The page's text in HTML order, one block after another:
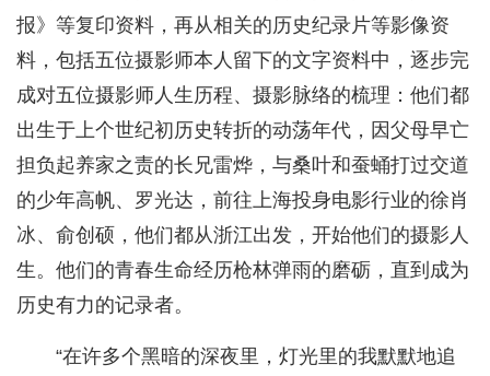
报》等复印资料，再从相关的历史纪录片等影像资
料，包括五位摄影师本人留下的文字资料中，逐步完
成对五位摄影师人生历程、摄影脉络的梳理：他们都
出生于上个世纪初历史转折的动荡年代，因父母早亡
担负起养家之责的长兄雷烨，与桑叶和蚕蛹打过交道
的少年高帆、罗光达，前往上海投身电影行业的徐肖
冰、俞创硕，他们都从浙江出发，开始他们的摄影人
生。他们的青春生命经历枪林弹雨的磨砺，直到成为
历史有力的记录者。
“在许多个黑暗的深夜里，灯光里的我默默地追